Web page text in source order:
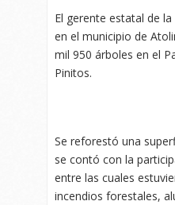
El gerente estatal de
en el municipio de
mil 950 árboles en el
Pinitos.
Se reforestó una
se contó con la
entre las cuales
incendios forestales,